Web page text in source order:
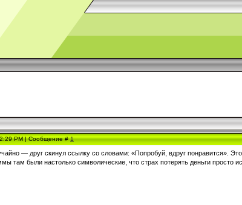
PM | Сообщение #1
— друг скинул ссылку со словами: «Попробуй, вдруг понравится».
там были настолько символические, что страх потерять деньги просто